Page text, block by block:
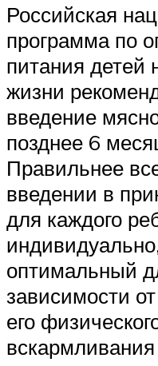
Российская
программа по
питания детей
жизни
введение
позднее 6
Правильнее
введении в
для каждого
оптимальный
зависимости
его